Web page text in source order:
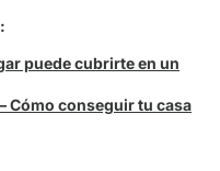
puede cubrirte en un
Cómo conseguir tu casa